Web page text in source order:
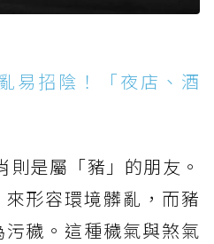
易招陰！「夜店、酒
則是屬「豬」的朋友。
形容環境髒亂，而豬
穢。這種穢氣與煞氣